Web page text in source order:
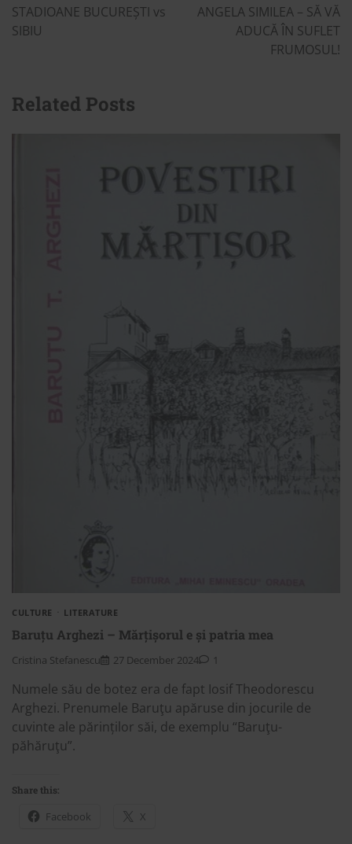
navigation
STADIOANE BUCUREȘTI vs
SIBIU
ANGELA SIMILEA – SĂ VĂ
ADUCĂ ÎN SUFLET
FRUMOSUL!
Related Posts
CULTURE LITERATURE
Baruțu Arghezi – Mărțișorul e și patria mea
Cristina Stefanescu 27 December 2024 1
Numele său de botez era de fapt Iosif Theodorescu
Arghezi. Prenumele Baruţu apăruse din jocurile de
cuvinte ale părinților săi, de exemplu “Baruţu-
păhăruţu”.
Share this:
Facebook X